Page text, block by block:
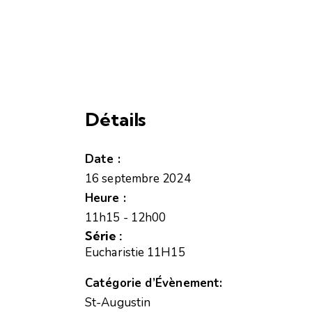
Détails
Date :
16 septembre 2024
Heure :
11h15 - 12h00
Série :
Eucharistie 11H15
Catégorie d’Évènement:
St-Augustin